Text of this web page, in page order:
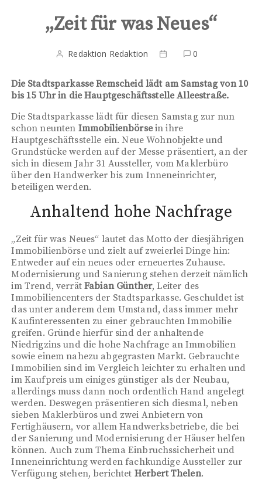
„Zeit für was Neues“
Redaktion Redaktion 0
Die Stadtsparkasse Remscheid lädt am Samstag von 10
bis 15 Uhr in die Hauptgeschäftsstelle Alleestraße.
Die Stadtsparkasse lädt für diesen Samstag zur nun
schon neunten Immobilienbörsein ihre
Hauptgeschäftsstelle ein. Neue Wohnobjekte und
Grundstücke werden auf der Messe präsentiert, an der
sich in diesem Jahr 31 Aussteller, vom Maklerbüro
über den Handwerker bis zum Inneneinrichter,
beteiligen werden.
Anhaltend hohe Nachfrage
„Zeit für was Neues“ lautet das Motto der diesjährigen
Immobilienbörse und zielt auf zweierlei Dinge hin:
Entweder auf ein neues oder erneuertes Zuhause.
Modernisierung und Sanierung stehen derzeit nämlich
im Trend, verrätFabian Günther, Leiter des
Immobiliencenters der Stadtsparkasse. Geschuldet ist
das unter anderem dem Umstand, dass immer mehr
Kaufinteressenten zu einer gebrauchten Immobilie
greifen. Gründe hierfür sind der anhaltende
Niedrigzins und die hohe Nachfrage an Immobilien
sowie einem nahezu abgegrasten Markt. Gebrauchte
Immobilien sind im Vergleich leichter zu erhalten und
im Kaufpreis um einiges günstiger als der Neubau,
allerdings muss dann noch ordentlich Hand angelegt
werden. Deswegen präsentieren sich diesmal, neben
sieben Maklerbüros und zwei Anbietern von
Fertighäusern, vor allem Handwerksbetriebe, die bei
der Sanierung und Modernisierung der Häuser helfen
können. Auch zum Thema Einbruchssicherheit und
Inneneinrichtung werden fachkundige Aussteller zur
Verfügung stehen, berichtet Herbert Thelen.